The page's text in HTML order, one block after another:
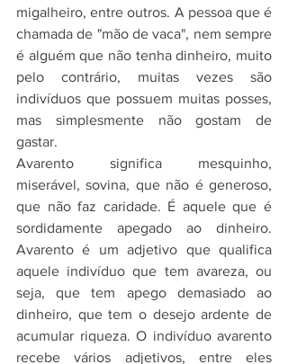
migalheiro, entre outros. A pessoa que é
chamada de "mão de vaca", nem sempre
é alguém que não tenha dinheiro, muito
pelo contrário, muitas vezes são
indivíduos que possuem muitas posses,
mas simplesmente não gostam de
gastar.
Avarento significa mesquinho,
miserável, sovina, que não é generoso,
que não faz caridade. É aquele que é
sordidamente apegado ao dinheiro.
Avarento é um adjetivo que qualifica
aquele indivíduo que tem avareza, ou
seja, que tem apego demasiado ao
dinheiro, que tem o desejo ardente de
acumular riqueza. O indivíduo avarento
recebe vários adjetivos, entre eles